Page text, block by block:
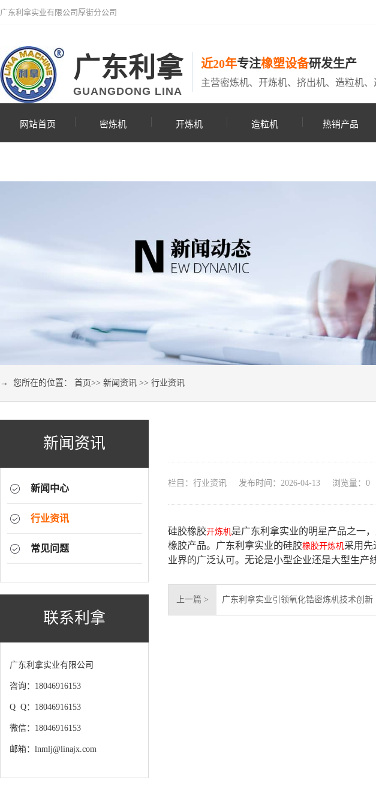
广东利拿实业有限公司厚街分公司
广东利拿
GUANGDONG LINA
近20年专注橡塑设备研发生产
主营密炼机、开炼机、挤出机、造粒机
网站首页 密炼机 开炼机 造粒机 热销产品
→ 您所在的位置： 首页>> 新闻资讯 >> 行业资讯
新闻资讯
新闻中心
行业资讯
常见问题
联系利拿
广东利拿实业有限公司
咨询：18046916153
Q Q：18046916153
微信：18046916153
邮箱：lnmlj@linajx.com
栏目：行业资讯 发布时间：2026-04-13 浏览量： 0
硅胶橡胶开炼机是广东利拿实业的明星产品之一
橡胶产品。广东利拿实业的硅胶橡胶开炼机采用先
业界的广泛认可。无论是小型企业还是大型生产
上一篇 > 广东利拿实业引领氧化锆密炼机技术创新